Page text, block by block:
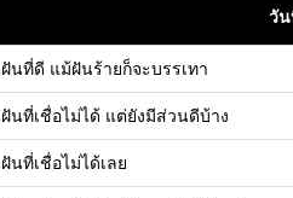
วั
นที่ดี แม้ฝันร้ายก็จะบรรเทา
นที่เชื่อไม่ได้ แต่ยังมีส่วนดีบ้าง
นที่เชื่อไม่ได้เลย